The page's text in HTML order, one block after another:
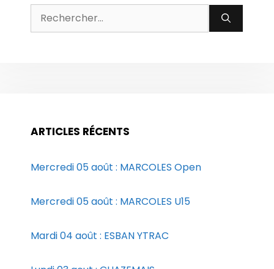
Rechercher :
ARTICLES RÉCENTS
Mercredi 05 août : MARCOLES Open
Mercredi 05 août : MARCOLES U15
Mardi 04 août : ESBAN YTRAC